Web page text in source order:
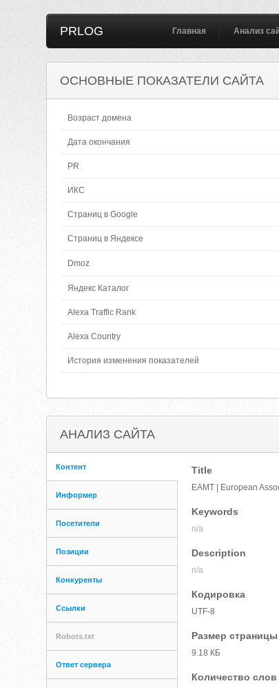
PRLOG Главная Анализ
ОСНОВНЫЕ ПОКАЗАТЕЛИ САЙТА
Возраст домена
Дата окончания
PR
ИКС
Страниц в Google
Страниц в Яндексе
Dmoz
Яндекс Каталог
Alexa Traffic Rank
Alexa Country
История изменения показателей
АНАЛИЗ САЙТА
Контент
Информер
Посетители
Позиции
Конкуренты
Ссылки
Robots.txt
Ответ сервера
Title
EAMT | European
Keywords
n/a
Description
n/a
Кодировка
UTF-8
Размер страницы
9.18 КБ
Количество слов